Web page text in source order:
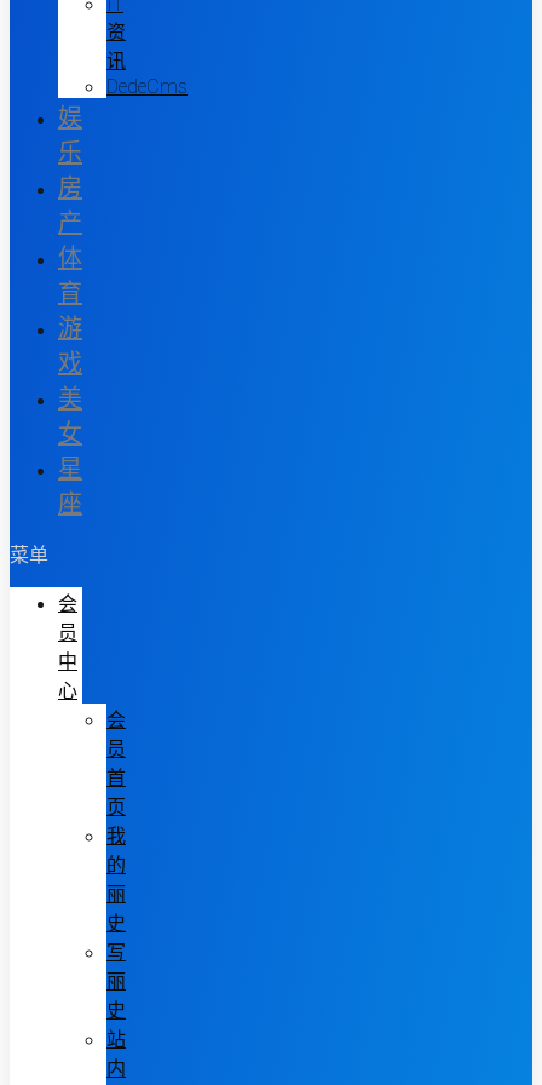
资
讯
DedeCms
娱
乐
房
产
体
育
游
戏
美
女
星
座
菜单
会
员
中
心
会
员
首
页
我
的
丽
史
写
丽
史
站
内